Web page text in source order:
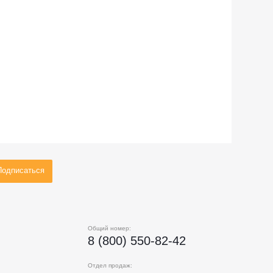
Общий номер:
8 (800) 550-82-42
Отдел продаж: